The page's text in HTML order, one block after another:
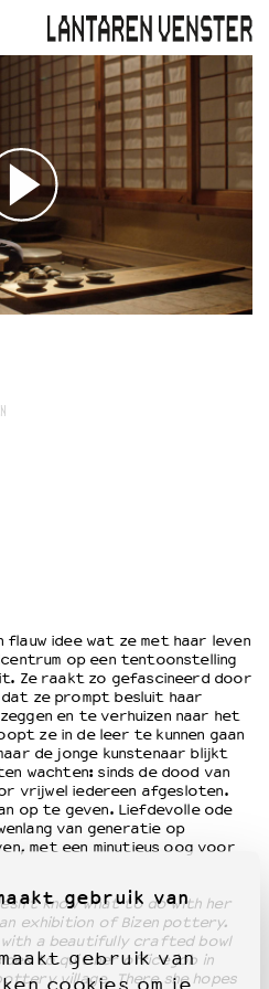
gebruik van
gebruik van
RESTAURANT VERHUUR
– VNPF
idee wat ze met haar leven
op een tentoonstelling
Ze raakt zo gefascineerd door
ze prompt besluit haar
en te verhuizen naar het
ze in de leer te kunnen gaan
de jonge kunstenaar blijkt
wachten: sinds de dood van
vrijwel iedereen afgesloten.
op te geven. Liefdevolle ode
van generatie op
met een minutieus oog voor
know what to do with her
an exhibition of Bizen pottery.
a beautifully crafted bowl
to quit her office job in
village. There she hopes